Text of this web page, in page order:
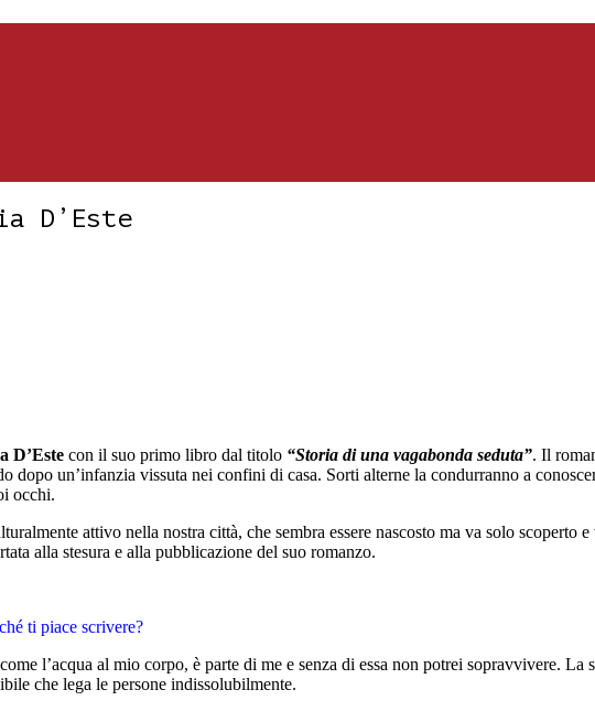
D’Este
D’Este con il suo primo libro dal titolo “Storia di una vagabonda seduta”. Il
un’infanzia vissuta nei confini di casa. Sorti alterne la condurranno a
occhi.
attivo nella nostra città, che sembra essere nascosto ma va solo scoperto
alla stesura e alla pubblicazione del suo romanzo.
ti piace scrivere?
l’acqua al mio corpo, è parte di me e senza di essa non potrei sopravvivere.
che lega le persone indissolubilmente.